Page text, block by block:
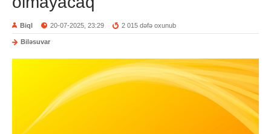
Biql 20-07-2025, 23:29 2 015 dəfə oxunub
Biləsuvar